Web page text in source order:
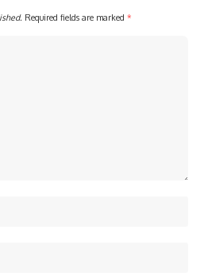
Required fields are marked *